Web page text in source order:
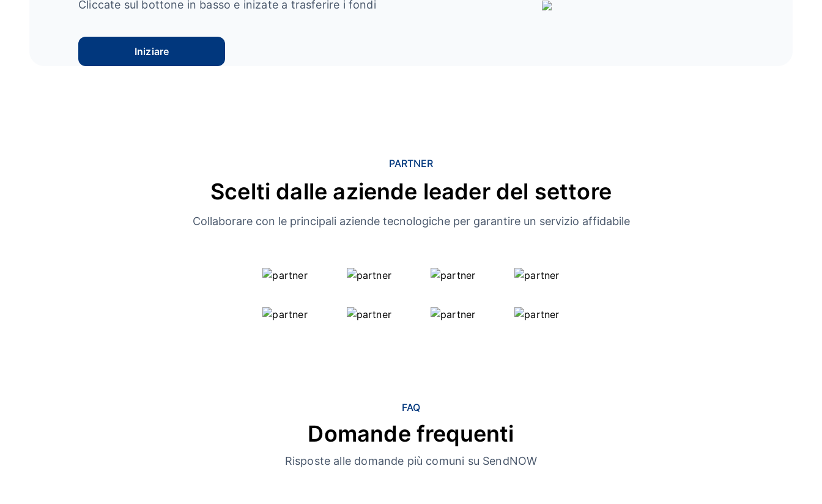
Cliccate sul bottone in basso e inizate a trasferire i fondi
Iniziare
PARTNER
Scelti dalle aziende leader del settore
Collaborare con le principali aziende tecnologiche per garantire un servizio affidabile
FAQ
Domande frequenti
Risposte alle domande più comuni su SendNOW